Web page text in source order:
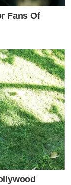
Fans Of